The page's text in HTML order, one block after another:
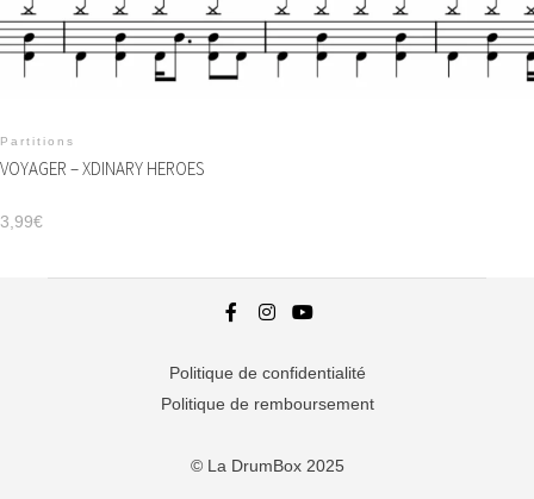
Partitions
VOYAGER – XDINARY HEROES
3,99€
Politique de confidentialité
Politique de remboursement
© La DrumBox 2025